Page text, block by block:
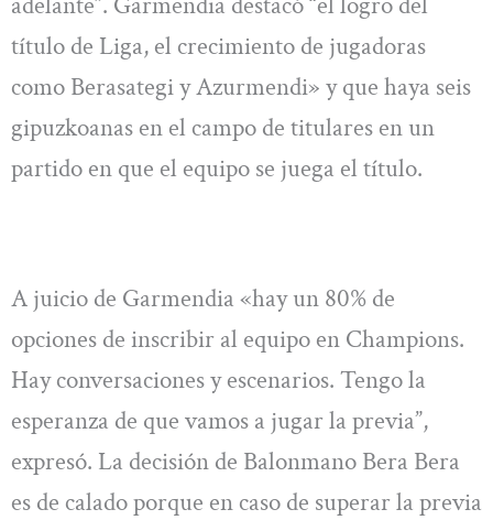
título de Liga, el crecimiento de jugadoras
como Berasategi y Azurmendi» y que haya seis
gipuzkoanas en el campo de titulares en un
partido en que el equipo se juega el título.
A juicio de Garmendia «hay un 80% de
opciones de inscribir al equipo en Champions.
Hay conversaciones y escenarios. Tengo la
esperanza de que vamos a jugar la previa”,
expresó. La decisión de Balonmano Bera Bera
es de calado porque en caso de superar la previa